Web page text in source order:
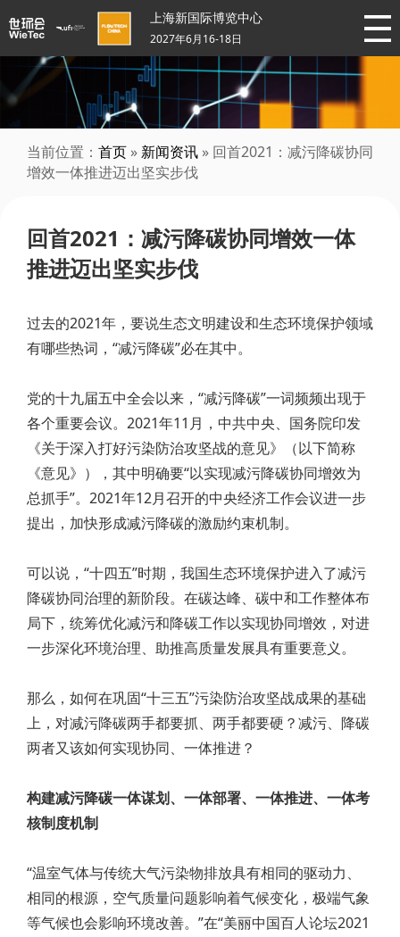
上海新国际博览中心
2027年6月16-18日
当前位置： 首页 » 新闻资讯 » 回首2021：减污降碳协同
增效一体推进迈出坚实步伐
回首2021：减污降碳协同增效一体
推进迈出坚实步伐
过去的2021年，要说生态文明建设和生态环境保护领域
有哪些热词，“减污降碳”必在其中。
党的十九届五中全会以来，“减污降碳”一词频频出现于
各个重要会议。2021年11月，中共中央、国务院印发
《关于深入打好污染防治攻坚战的意见》（以下简称
《意见》），其中明确要“以实现减污降碳协同增效为
总抓手”。2021年12月召开的中央经济工作会议进一步
提出，加快形成减污降碳的激励约束机制。
可以说，“十四五”时期，我国生态环境保护进入了减污
降碳协同治理的新阶段。在碳达峰、碳中和工作整体布
局下，统筹优化减污和降碳工作以实现协同增效，对进
一步深化环境治理、助推高质量发展具有重要意义。
那么，如何在巩固“十三五”污染防治攻坚战成果的基础
上，对减污降碳两手都要抓、两手都要硬？减污、降碳
两者又该如何实现协同、一体推进？
构建减污降碳一体谋划、一体部署、一体推进、一体考
核制度机制
“温室气体与传统大气污染物排放具有相同的驱动力、
相同的根源，空气质量问题影响着气候变化，极端气象
等气候也会影响环境改善。”在“美丽中国百人论坛2021